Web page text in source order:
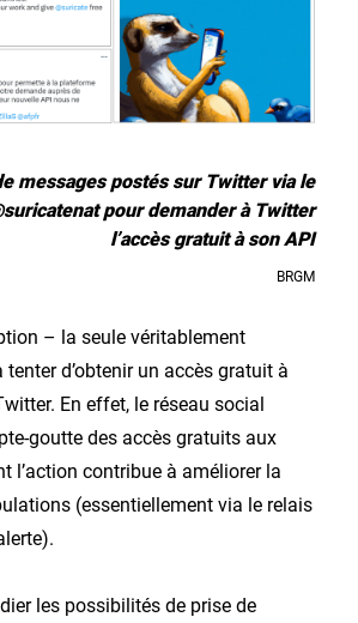
messages postés sur Twitter via le
pour demander à Twitter
l’accès gratuit à son API
BRGM
– la seule véritablement
tenter d’obtenir un accès gratuit à
En effet, le réseau social
goutte des accès gratuits aux
l’action contribue à améliorer la
(essentiellement via le relais
les possibilités de prise de